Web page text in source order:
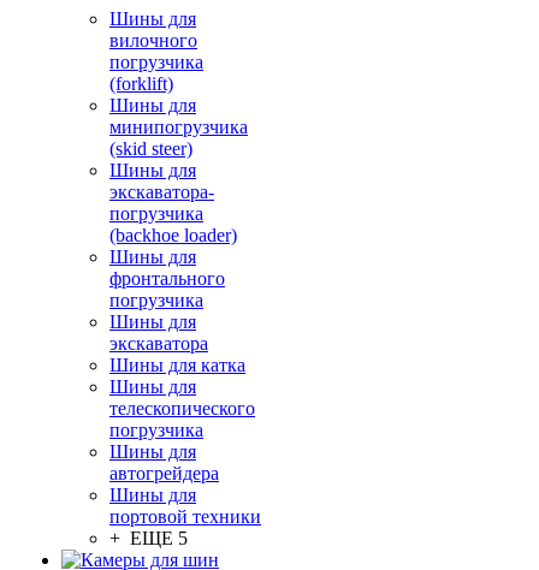
Шины для
вилочного
погрузчика
(forklift)
Шины для
минипогрузчика
(skid steer)
Шины для
экскаватора-
погрузчика
(backhoe loader)
Шины для
фронтального
погрузчика
Шины для
экскаватора
Шины для катка
Шины для
телескопического
погрузчика
Шины для
автогрейдера
Шины для
портовой техники
+ ЕЩЕ 5